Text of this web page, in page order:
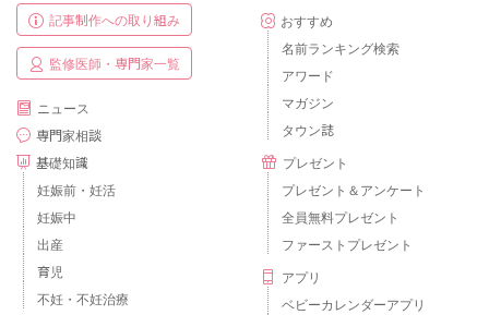
記事制作への取り組み
監修医師・専門家一覧
ニュース
専門家相談
基礎知識
妊娠前・妊活
妊娠中
出産
育児
不妊・不妊治療
おすすめ
名前ランキング検索
アワード
マガジン
タウン誌
プレゼント
プレゼント＆アンケート
全員無料プレゼント
ファーストプレゼント
アプリ
ベビーカレンダーアプリ